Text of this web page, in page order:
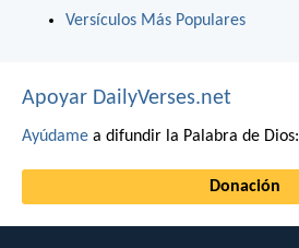
Versículos Más Populares
Apoyar DailyVerses.net
Ayúdame a difundir la Palabra de Dios:
Donación